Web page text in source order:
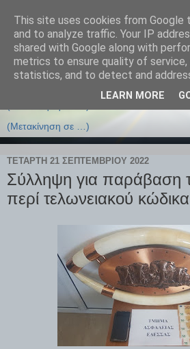
ΤΕΤΆΡΤΗ 21 ΣΕΠΤΕΜΒΡΊΟΥ 2022
Σύλληψη για παράβαση
περί τελωνειακού κώδικα
This site uses cookies from Google
and to analyze traffic. Your IP
shared with Google along with
metrics to ensure quality of service,
statistics, and to detect and
LEARN MORE